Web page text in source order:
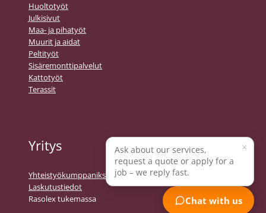
Huoltotyöt
Julkisivut
Maa- ja pihatyöt
Muurit ja aidat
Peltityöt
Sisäremonttipalvelut
Kattotyöt
Terassit
Yritys
Yhteistyökumppaniksi
Laskutustiedot
Rasolex tukemassa
Ask about our services,
request a quote or apply for a
job – we reply fast.
Chat with us